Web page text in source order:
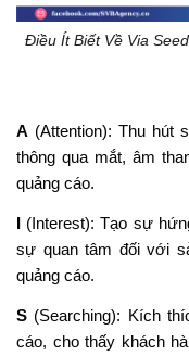
Điều Ít Biết Về Via
A (Attention): Thu hút
thông qua mắt, âm
quảng cáo.
(Interest): Tạo sự
sự quan tâm đối với
quảng cáo.
S (Searching): Kích
cáo, cho thấy khách